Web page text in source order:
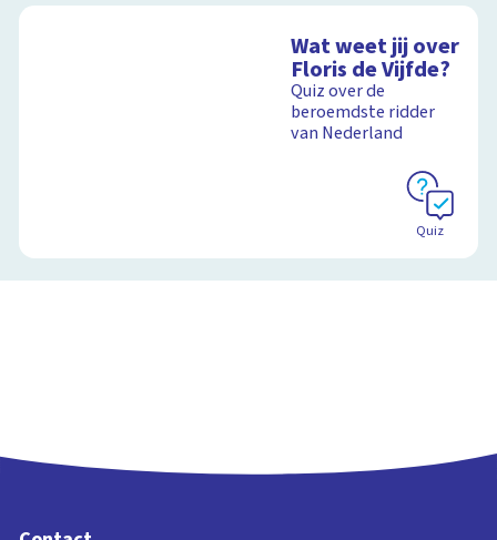
Wat weet jij over
Floris de Vijfde?
Quiz over de
beroemdste ridder
van Nederland
Quiz